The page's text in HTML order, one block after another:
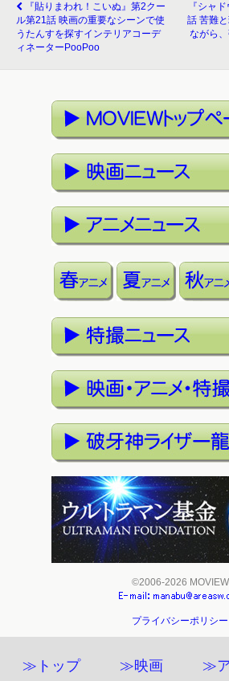
『貼りまわれ！こいぬ』第2クー
ル第21話 映画の重要なシーンで使
うたんすを探すインテリアコーデ
ィネーターPooPoo
『シャ
話 苦難
ながら
©2006-2026 MOVIEW
プライバシーポリシー
≫トップ ≫映画 ≫